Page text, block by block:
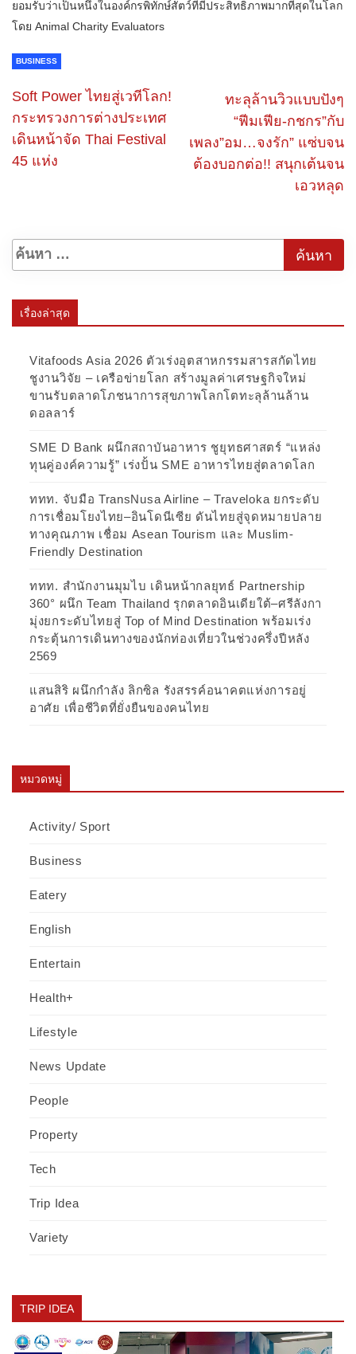
ยอมรับว่าเป็นหนึ่งในองค์กรพิทักษ์สัตว์ที่มีประสิทธิภาพมากที่สุดในโลก
โดย Animal Charity Evaluators
BUSINESS
Soft Power ไทยสู่เวทีโลก!
กระทรวงการต่างประเทศ
เดินหน้าจัด Thai Festival
45 แห่ง
ทะลุล้านวิวแบบปังๆ
“ฟีมเฟีย-กชกร”กับ
เพลง”อม…จงรัก” แซ่บจน
ต้องบอกต่อ!! สนุกเต้นจน
เอวหลุด
เรื่องล่าสุด
Vitafoods Asia 2026 ตัวเร่งอุตสาหกรรมสารสกัดไทย
ชูงานวิจัย – เครือข่ายโลก สร้างมูลค่าเศรษฐกิจใหม่
ขานรับตลาดโภชนาการสุขภาพโลกโตทะลุล้านล้าน
ดอลลาร์
SME D Bank ผนึกสถาบันอาหาร ชูยุทธศาสตร์ “แหล่ง
ทุนคู่องค์ความรู้” เร่งปั้น SME อาหารไทยสู่ตลาดโลก
ททท. จับมือ TransNusa Airline – Traveloka ยกระดับ
การเชื่อมโยงไทย–อินโดนีเซีย ดันไทยสู่จุดหมายปลาย
ทางคุณภาพ เชื่อม Asean Tourism และ Muslim-
Friendly Destination
ททท. สำนักงานมุมไบ เดินหน้ากลยุทธ์ Partnership
360° ผนึก Team Thailand รุกตลาดอินเดียใต้–ศรีลังกา
มุ่งยกระดับไทยสู่ Top of Mind Destination พร้อมเร่ง
กระตุ้นการเดินทางของนักท่องเที่ยวในช่วงครึ่งปีหลัง
2569
แสนสิริ ผนึกกำลัง ลิกซิล รังสรรค์อนาคตแห่งการอยู่
อาศัย เพื่อชีวิตที่ยั่งยืนของคนไทย
หมวดหมู่
Activity/ Sport
Business
Eatery
English
Entertain
Health+
Lifestyle
News Update
People
Property
Tech
Trip Idea
Variety
TRIP IDEA